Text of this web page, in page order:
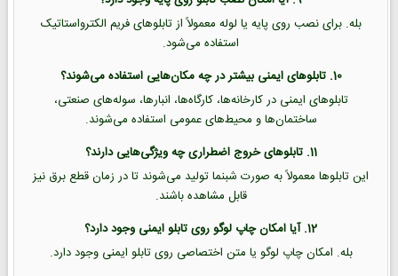
بله. برای نصب روی پایه یا لوله معمولاً از تابلوهای فریم الکترواستاتیک
استفاده می‌شود.
10. تابلوهای ایمنی بیشتر در چه مکان‌هایی استفاده می‌شوند؟
تابلوهای ایمنی در کارخانه‌ها، کارگاه‌ها، انبارها، سوله‌های صنعتی،
ساختمان‌ها و محیط‌های عمومی استفاده می‌شوند.
11. تابلوهای خروج اضطراری چه ویژگی‌هایی دارند؟
این تابلوها معمولاً به صورت شبنما تولید می‌شوند تا در زمان قطع برق نیز
قابل مشاهده باشند.
12. آیا امکان چاپ لوگو روی تابلو ایمنی وجود دارد؟
بله. امکان چاپ لوگو یا متن اختصاصی روی تابلو ایمنی وجود دارد.